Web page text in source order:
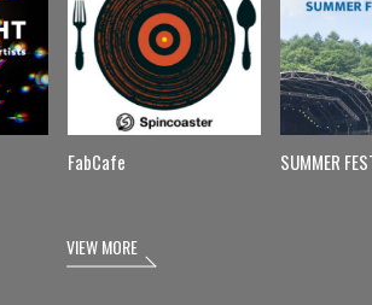
FabCafe SUMMER
VIEW MORE